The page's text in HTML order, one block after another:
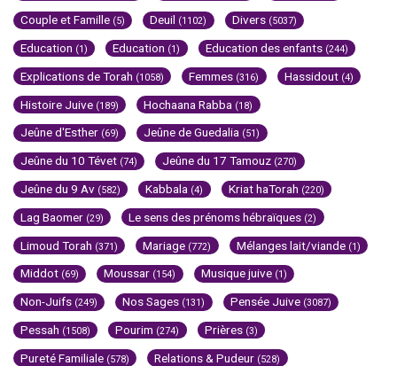
Couple et Famille (5) Deuil (1102) Divers (5037)
Education (1) Education (1) Education des enfants (244)
Explications de Torah (1058) Femmes (316) Hassidout (4)
Histoire Juive (189) Hochaana Rabba (18)
Jeûne d'Esther (69) Jeûne de Guedalia (51)
Jeûne du 10 Tévet (74) Jeûne du 17 Tamouz (270)
Jeûne du 9 Av (582) Kabbala (4) Kriat haTorah (220)
Lag Baomer (29) Le sens des prénoms hébraïques (2)
Limoud Torah (371) Mariage (772) Mélanges lait/viande (1)
Middot (69) Moussar (154) Musique juive (1)
Non-Juifs (249) Nos Sages (131) Pensée Juive (3087)
Pessah (1508) Pourim (274) Prières (3)
Pureté Familiale (578) Relations & Pudeur (528)